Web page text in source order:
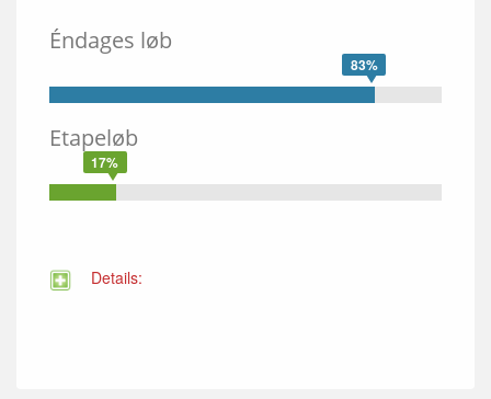
Éndages løb
83%
Etapeløb
17%
Details: